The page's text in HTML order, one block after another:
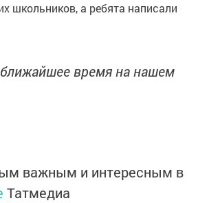
школьников, а ребята написали
время на нашем
важным и интересным в
Татмедиа